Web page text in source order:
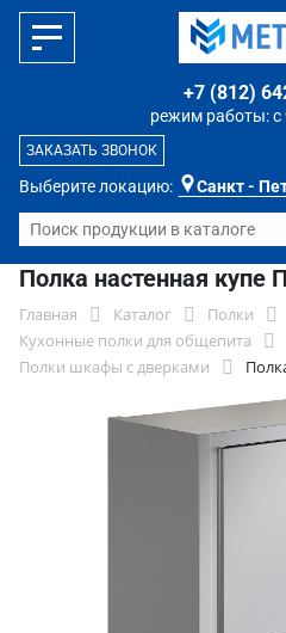
Выберите локацию: Санкт -
режим работы: с
+7 (812)
ЗАКАЗАТЬ ЗВОНОК
Полка настенная купе
Главная Каталог
Полки
Кухонные полки для общепита
Полки шкафы с дверками